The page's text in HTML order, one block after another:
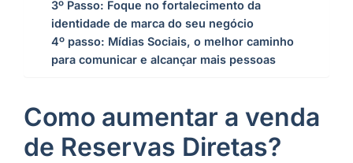
3º Passo: Foque no fortalecimento da
identidade de marca do seu negócio
4º passo: Mídias Sociais, o melhor caminho
para comunicar e alcançar mais pessoas
Como aumentar a venda
de Reservas Diretas?